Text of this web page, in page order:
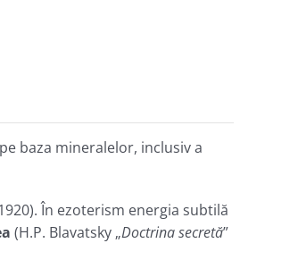
baza mineralelor, inclusiv a
În ezoterism energia subtilă
(H.P. Blavatsky „Doctrina secretă”